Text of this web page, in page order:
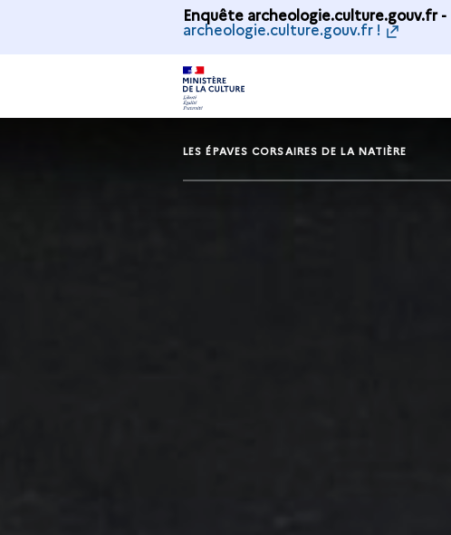
Enquête archeologie.culture.gouv.fr -
archeologie.culture.gouv.fr !
LES ÉPAVES CORSAIRES DE LA NATIÈRE